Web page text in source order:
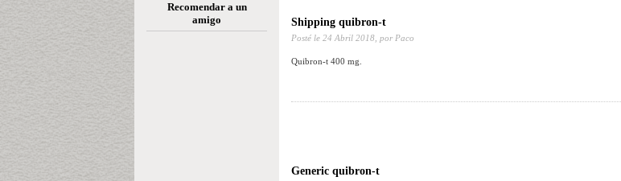
Recomendar a un
amigo
Shipping quibron-t
Posté le 24 Abril 2018, por Paco
Quibron-t 400 mg.
Generic quibron-t